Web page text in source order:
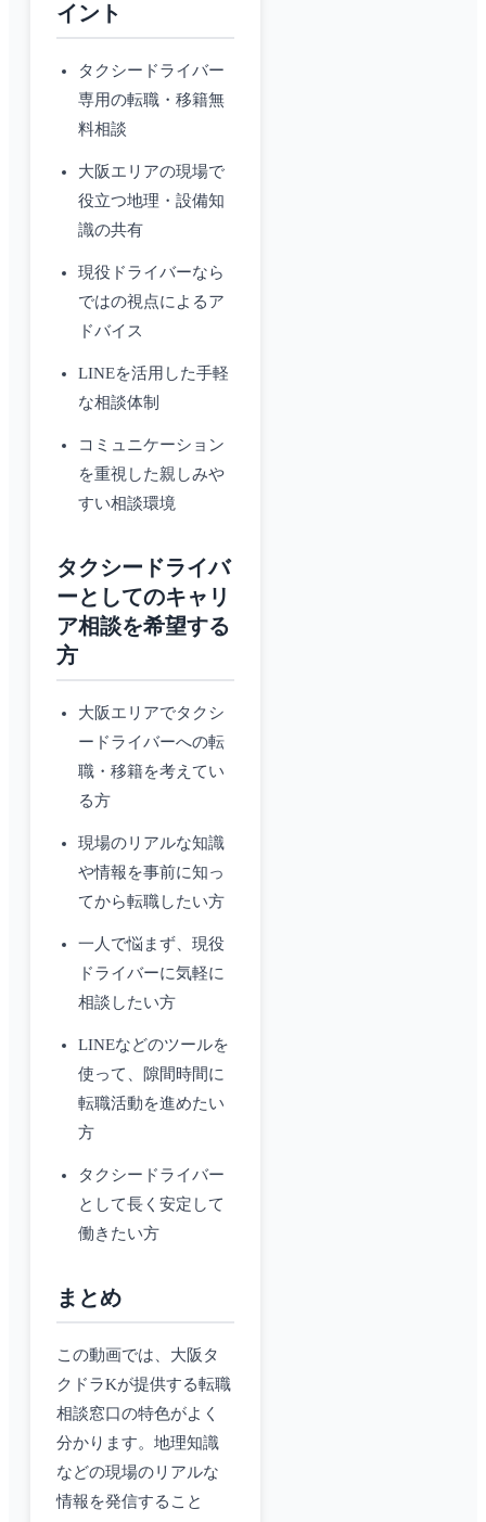
イント
タクシードライバー
専用の転職・移籍無
料相談
大阪エリアの現場で
役立つ地理・設備知
識の共有
現役ドライバーなら
ではの視点によるア
ドバイス
LINEを活用した手軽
な相談体制
コミュニケーション
を重視した親しみや
すい相談環境
タクシードライバ
ーとしてのキャリ
ア相談を希望する
方
大阪エリアでタクシ
ードライバーへの転
職・移籍を考えてい
る方
現場のリアルな知識
や情報を事前に知っ
てから転職したい方
一人で悩まず、現役
ドライバーに気軽に
相談したい方
LINEなどのツールを
使って、隙間時間に
転職活動を進めたい
方
タクシードライバー
として長く安定して
働きたい方
まとめ
この動画では、大阪タ
クドラKが提供する転職
相談窓口の特色がよく
分かります。地理知識
などの現場のリアルな
情報を発信すること